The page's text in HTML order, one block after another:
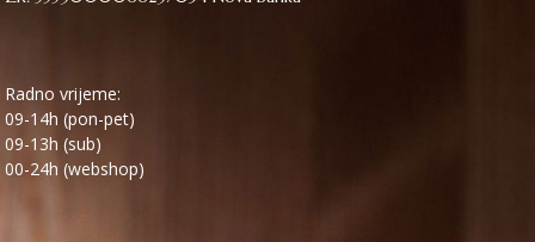
Radno vrijeme:
09-14h (pon-pet)
09-13h (sub)
00-24h (webshop)